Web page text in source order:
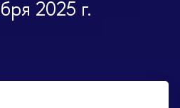
2025 г.